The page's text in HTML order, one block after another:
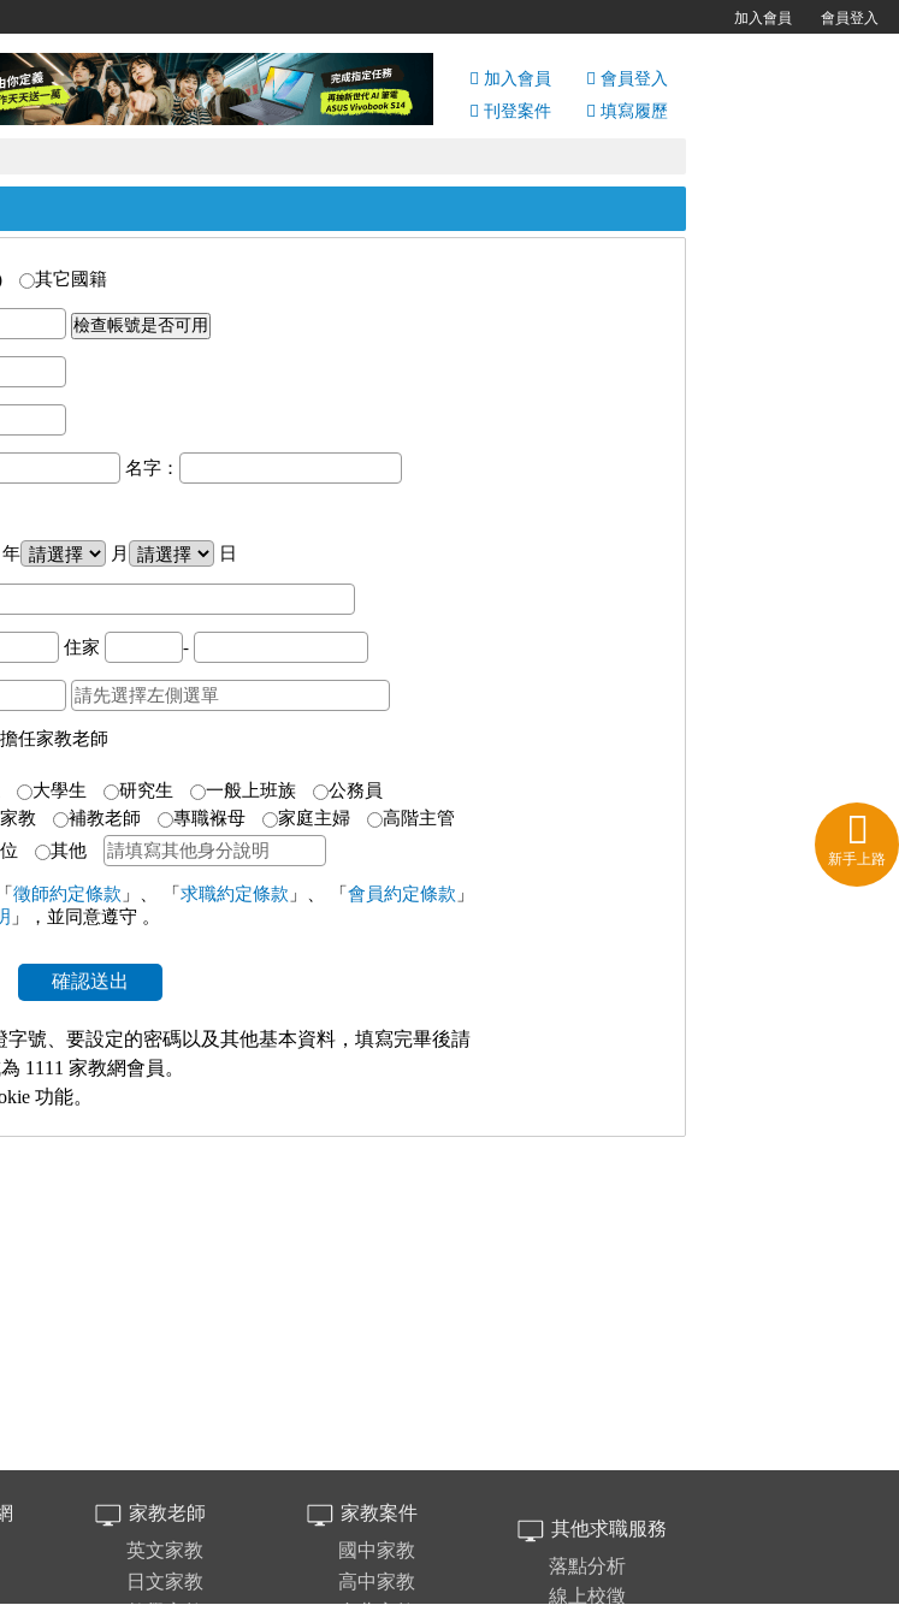
加入會員 會員登入
新手上路
刊登案件 填寫履歷
其它國籍
名字：
年 月 日
住家 -
擔任家教老師
大學生 研究生 一般上班族
公務員
教 補教老師 專職褓母 家庭主婦
高階主管
其他
徵師約定條款 」、 「 求職約定條款 」、 「 會員約定條款 」
」，並同意遵守 。
確認送出
號、要設定的密碼以及其他基本資料，填寫完畢後請
1111 家教網會員。
功能。
家教老師
英文家教
日文家教
家教案件
國中家教
高中家教
其他求職服務
落點分析
線上校徵
加入會員 會員登入